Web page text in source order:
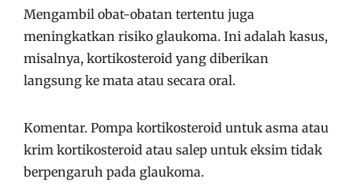
Mengambil obat-obatan tertentu juga
meningkatkan risiko glaukoma. Ini adalah kasus,
misalnya, kortikosteroid yang diberikan
langsung ke mata atau secara oral.
Komentar. Pompa kortikosteroid untuk asma atau
krim kortikosteroid atau salep untuk eksim tidak
berpengaruh pada glaukoma.